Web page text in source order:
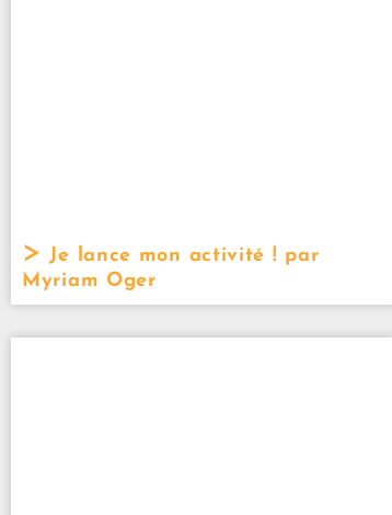
Je lance mon activité ! par
Myriam Oger